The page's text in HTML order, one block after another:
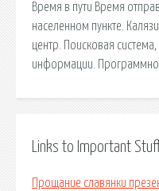
Время в пути Время
населенном пункте.
центр. Поисковая
информации.
Links to Important
Прощание славянки